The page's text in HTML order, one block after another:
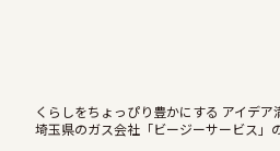
くらしをちょっぴり豊かにする アイデア
埼玉県のガス会社「ビージーサービス」